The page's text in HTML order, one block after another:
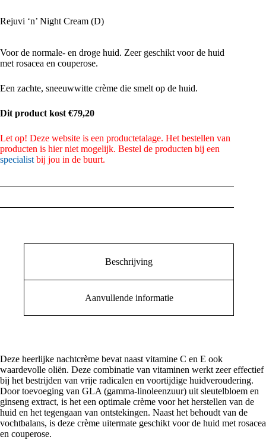
Rejuvi ‘n’ Night Cream (D)
Voor de normale- en droge huid. Zeer geschikt voor de huid
met rosacea en couperose.
Een zachte, sneeuwwitte crème die smelt op de huid.
Dit product kost €79,20
Let op! Deze website is een productetalage. Het bestellen van
producten is hier niet mogelijk. Bestel de producten bij een
specialist bij jou in de buurt.
Beschrijving
Aanvullende informatie
Deze heerlijke nachtcrème bevat naast vitamine C en E ook
waardevolle oliën. Deze combinatie van vitaminen werkt zeer effectief
bij het bestrijden van vrije radicalen en voortijdige huidveroudering.
Door toevoeging van GLA (gamma-linoleenzuur) uit sleutelbloem en
ginseng extract, is het een optimale crème voor het herstellen van de
huid en het tegengaan van ontstekingen. Naast het behoudt van de
vochtbalans, is deze crème uitermate geschikt voor de huid met rosacea
en couperose.